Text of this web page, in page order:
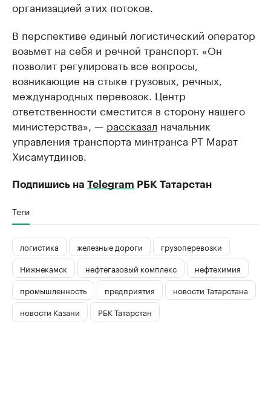
организацией этих потоков.
В перспективе единый логистический оператор
возьмет на себя и речной транспорт. «Он
позволит регулировать все вопросы,
возникающие на стыке грузовых, речных,
международных перевозок. Центр
ответственности сместится в сторону нашего
министерства», — рассказал начальник
управления транспорта минтранса РТ Марат
Хисамутдинов.
Подпишись на Telegram РБК Татарстан
Теги
логистика железные дороги
грузоперевозки
Нижнекамск
нефтегазовый комплекс
нефтехимия
промышленность
предприятия
новости Татарстана
новости Казани
РБК Татарстан